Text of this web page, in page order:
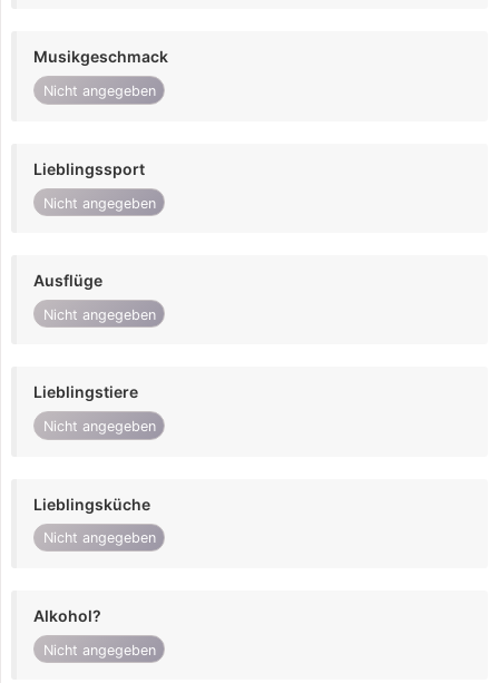
Musikgeschmack
Nicht angegeben
Lieblingssport
Nicht angegeben
Ausflüge
Nicht angegeben
Lieblingstiere
Nicht angegeben
Lieblingsküche
Nicht angegeben
Alkohol?
Nicht angegeben